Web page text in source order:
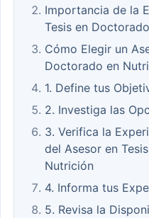
Importancia de la
Tesis en
Cómo Elegir un
Doctorado en
1. Define tus
2. Investiga las
3. Verifica la
del Asesor en
Nutrición
4. Informa tus
5. Revisa la